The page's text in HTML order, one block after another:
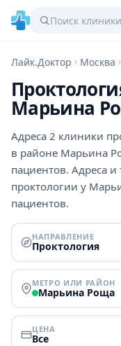
Лайк.Доктор Москва
Марьина
Адреса 2 клиники
в районе Марьина
пациентов. Адреса
проктологии у
пациентов.
НАПРАВЛЕНИЕ
Проктология
МЕТРО ИЛИ РАЙОН
Марьина Роща
ЦЕНА
Все